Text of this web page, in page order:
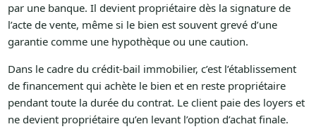
par une banque. Il devient propriétaire dès la signature de
l’acte de vente, même si le bien est souvent grevé d’une
garantie comme une hypothèque ou une caution.
Dans le cadre du crédit-bail immobilier, c’est l’établissement
de financement qui achète le bien et en reste propriétaire
pendant toute la durée du contrat. Le client paie des loyers et
ne devient propriétaire qu’en levant l’option d’achat finale.